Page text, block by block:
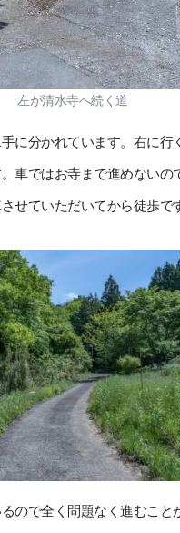
左が清水寺へ続く道
に分かれています。右に行
車ではお寺まで進めないの
せていただいてから徒歩で
ので全く問題なく進むこと